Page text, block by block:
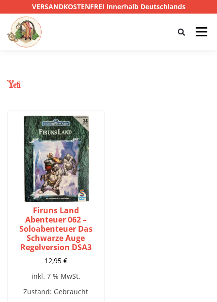
VERSANDKOSTENFREI innerhalb Deutschlands
Menü
SONSTIGE 0,00 €
Yeti
Firuns Land
Abenteuer 062 –
Soloabenteuer Das
Schwarze Auge
Regelversion DSA3
12,95 €
inkl. 7 % MwSt.
Zustand: Gebraucht